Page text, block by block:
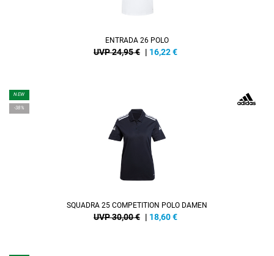
ENTRADA 26 POLO
UVP 24,95 € | 16,22€
NEW
-38%
SQUADRA 25 COMPETITION POLO DAMEN
UVP 30,00 € | 18,60€